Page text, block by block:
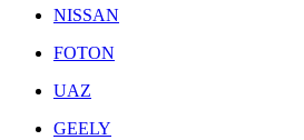
NISSAN
FOTON
UAZ
GEELY